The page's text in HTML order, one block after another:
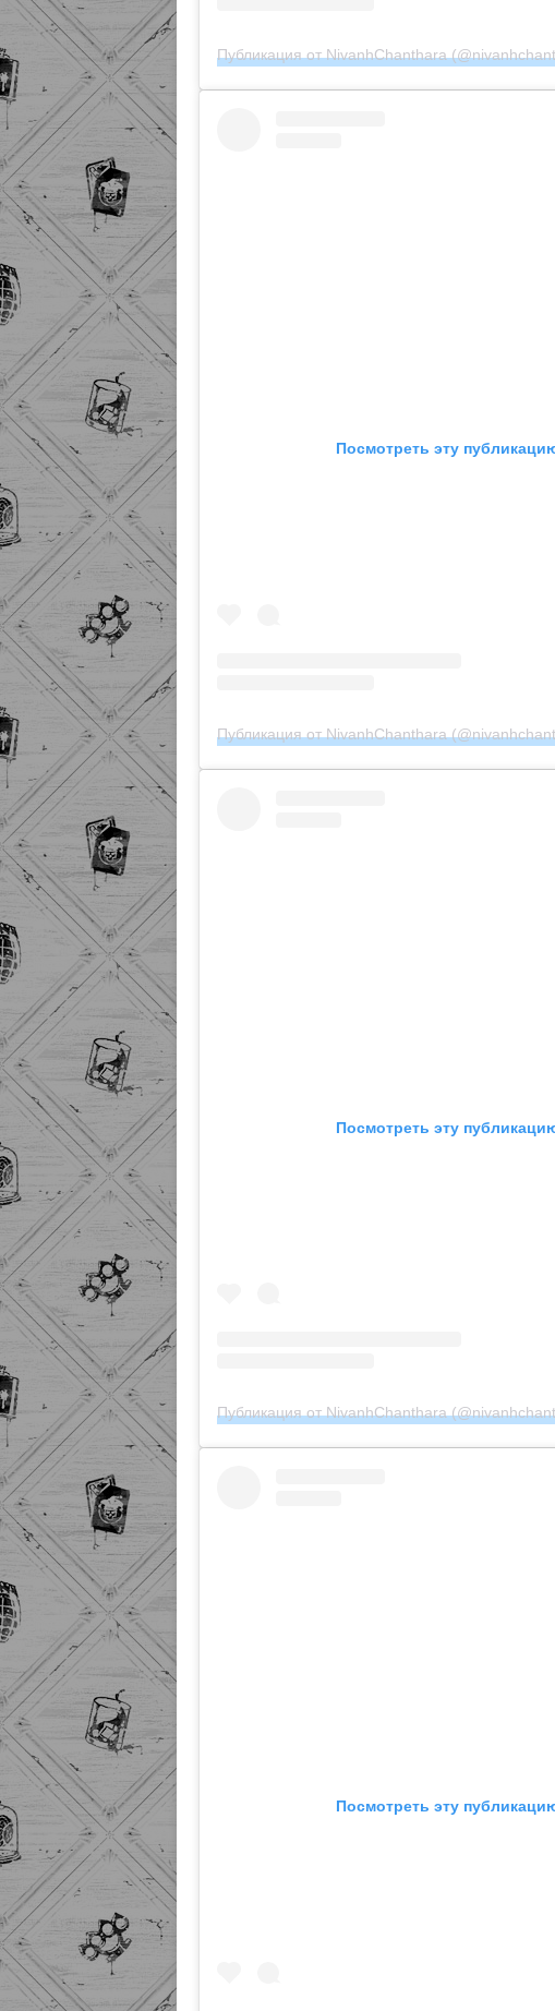
Публикация от NivanhChanthara
Посмотреть эту
Публикация от NivanhChanthara
Посмотреть эту
Публикация от NivanhChanthara
Посмотреть эту